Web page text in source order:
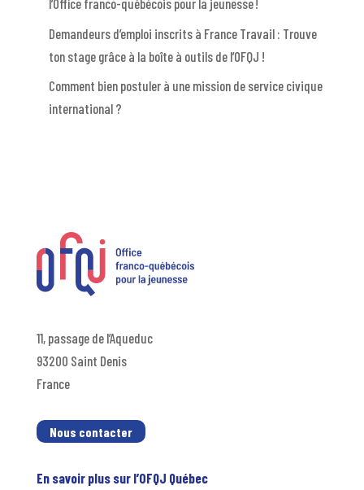
l’Office franco-québécois pour la jeunesse !
Demandeurs d’emploi inscrits à France Travail : Trouve
ton stage grâce à la boîte à outils de l’OFQJ !
Comment bien postuler à une mission de service civique
international ?
11, passage de l’Aqueduc
93200 Saint Denis
France
Nous contacter
En savoir plus sur l’OFQJ Québec